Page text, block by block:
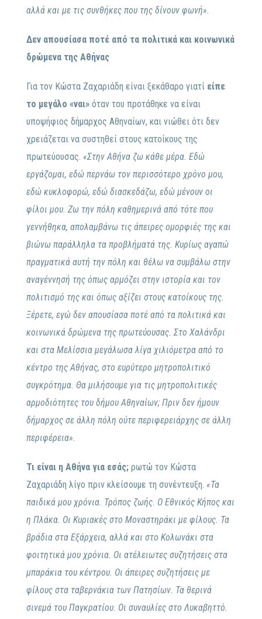
αλλά και με τις συνθήκες που της δίνουν φωνή».
Δεν απουσίασα ποτέ από τα πολιτικά και κοινωνικά
δρώμενα της Αθήνας
Για τον Κώστα Ζαχαριάδη είναι ξεκάθαρο γιατί είπε
το μεγάλο «ναι» όταν του προτάθηκε να είναι
υποψήφιος δήμαρχος Αθηναίων, και νιώθει ότι δεν
χρειάζεται να συστηθεί στους κατοίκους της
πρωτεύουσας. «Στην Αθήνα ζω κάθε μέρα. Εδώ
εργάζομαι, εδώ περνάω τον περισσότερο χρόνο μου,
εδώ κυκλοφορώ, εδώ διασκεδάζω, εδώ μένουν οι
φίλοι μου. Ζω την πόλη καθημερινά από τότε που
γεννήθηκα, απολαμβάνω τις άπειρες ομορφιές της και
βιώνω παράλληλα τα προβλήματά της. Κυρίως αγαπώ
πραγματικά αυτή την πόλη και θέλω να συμβάλω στην
αναγέννησή της όπως αρμόζει στην ιστορία και τον
πολιτισμό της και όπως αξίζει στους κατοίκους της.
Ξέρετε, εγώ δεν απουσίασα ποτέ από τα πολιτικά και
κοινωνικά δρώμενα της πρωτεύουσας. Στο Χαλάνδρι
και στα Μελίσσια μεγάλωσα λίγα χιλιόμετρα από το
κέντρο της Αθήνας, στο ευρύτερο μητροπολιτικό
συγκρότημα. Θα μιλήσουμε για τις μητροπολιτικές
αρμοδιότητες του δήμου Αθηναίων; Πριν δεν ήμουν
δήμαρχος σε άλλη πόλη ούτε περιφερειάρχης σε άλλη
περιφέρεια».
Τι είναι η Αθήνα για εσάς; ρωτώ τον Κώστα
Ζαχαριάδη λίγο πριν κλείσουμε τη συνέντευξη. «Τα
παιδικά μου χρόνια. Τρόπος ζωής. Ο Εθνικός Κήπος και
η Πλάκα. Οι Κυριακές στο Μοναστηράκι με φίλους. Τα
βράδια στα Εξάρχεια, αλλά και στο Κολωνάκι στα
φοιτητικά μου χρόνια. Οι ατέλειωτες συζητήσεις στα
μπαράκια του κέντρου. Οι άπειρες συζητήσεις με
φίλους στα ταβερνάκια των Πατησίων. Τα θερινά
σινεμά του Παγκρατίου. Οι συναυλίες στο Λυκαβηττό.